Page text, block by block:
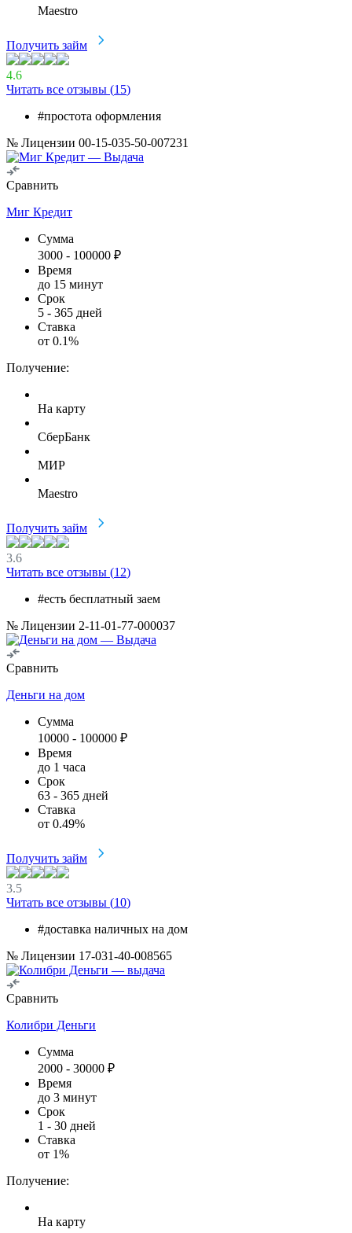
Maestro
Получить займ
4.6
Читать все отзывы (15)
#простота оформления
№ Лицензии 00-15-035-50-007231
Сравнить
Миг Кредит
Сумма
3000 - 100000 ₽
Время
до 15 минут
Срок
5 - 365 дней
Ставка
от 0.1%
Получение:
На карту
СберБанк
МИР
Maestro
Получить займ
3.6
Читать все отзывы (12)
#есть бесплатный заем
№ Лицензии 2-11-01-77-000037
Сравнить
Деньги на дом
Сумма
10000 - 100000 ₽
Время
до 1 часа
Срок
63 - 365 дней
Ставка
от 0.49%
Получить займ
3.5
Читать все отзывы (10)
#доставка наличных на дом
№ Лицензии 17-031-40-008565
Сравнить
Колибри Деньги
Сумма
2000 - 30000 ₽
Время
до 3 минут
Срок
1 - 30 дней
Ставка
от 1%
Получение:
На карту